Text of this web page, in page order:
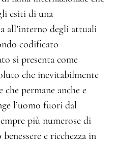
esiti di una
all’interno degli attuali
codificato
si presenta come
che inevitabilmente
che permane anche e
l’uomo fuori dal
più numerose di
e ricchezza in